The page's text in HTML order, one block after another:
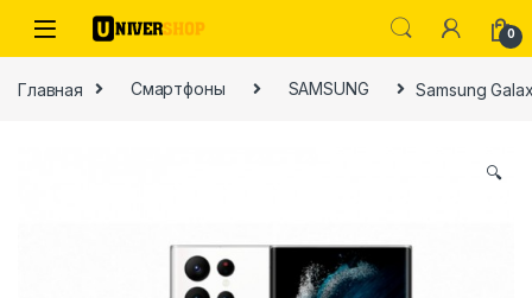
Skip to navigation
Skip to content
0
Главная Смартфоны SAMSUNG Samsung
🔍